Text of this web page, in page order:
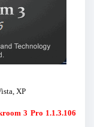
XP
3 Pro 1.1.3.106